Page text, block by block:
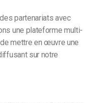
partenariats avec
une plateforme multi-
mettre en œuvre une
sur notre